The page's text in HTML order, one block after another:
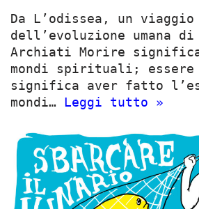
Da L’odissea, un
dell’evoluzione umana
Archiati Morire
mondi spirituali;
significa aver fatto
mondi… Leggi tutto »